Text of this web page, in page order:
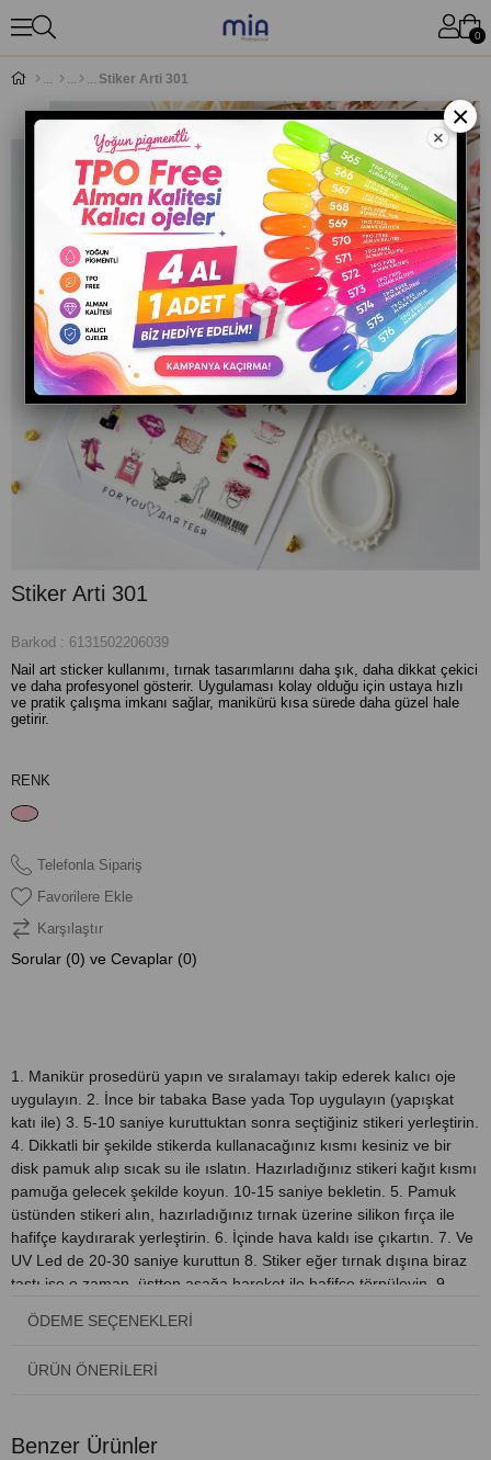
0
Stiker Arti 301
Stiker Arti 301
Barkod : 6131502206039
Nail art sticker kullanımı, tırnak tasarımlarını daha şık, daha dikkat çekici
ve daha profesyonel gösterir. Uygulaması kolay olduğu için ustaya hızlı
ve pratik çalışma imkanı sağlar, manikürü kısa sürede daha güzel hale
getirir.
RENK
Telefonla Sipariş
Favorilere Ekle
Karşılaştır
Sorular (0) ve Cevaplar (0)
1. Manikür prosedürü yapın ve sıralamayı takip ederek kalıcı oje
uygulayın. 2. İnce bir tabaka Base yada Top uygulayın (yapışkat
katı ile) 3. 5-10 saniye kuruttuktan sonra seçtiğiniz stikeri yerleştirin.
4. Dikkatli bir şekilde stikerda kullanacağınız kısmı kesiniz ve bir
disk pamuk alıp sıcak su ile ıslatın. Hazırladığınız stikeri kağıt kısmı
pamuğa gelecek şekilde koyun. 10-15 saniye bekletin. 5. Pamuk
üstünden stikeri alın, hazırladığınız tırnak üzerine silikon fırça ile
hafifçe kaydırarak yerleştirin. 6. İçinde hava kaldı ise çıkartın. 7. Ve
UV Led de 20-30 saniye kuruttun 8. Stiker eğer tırnak dışına biraz
taştı ise o zaman, üstten aşağa hareket ile hafifçe törpüleyin. 9.
üstünü 2 kat TOP coat ile kapatınız. 1. kat yapışkanlı olmalı, 2. olan
ÖDEME SEÇENEKLERI
ÜRÜN ÖNERILERI
Benzer Ürünler
×